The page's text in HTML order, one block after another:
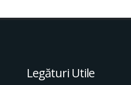
Legături Utile